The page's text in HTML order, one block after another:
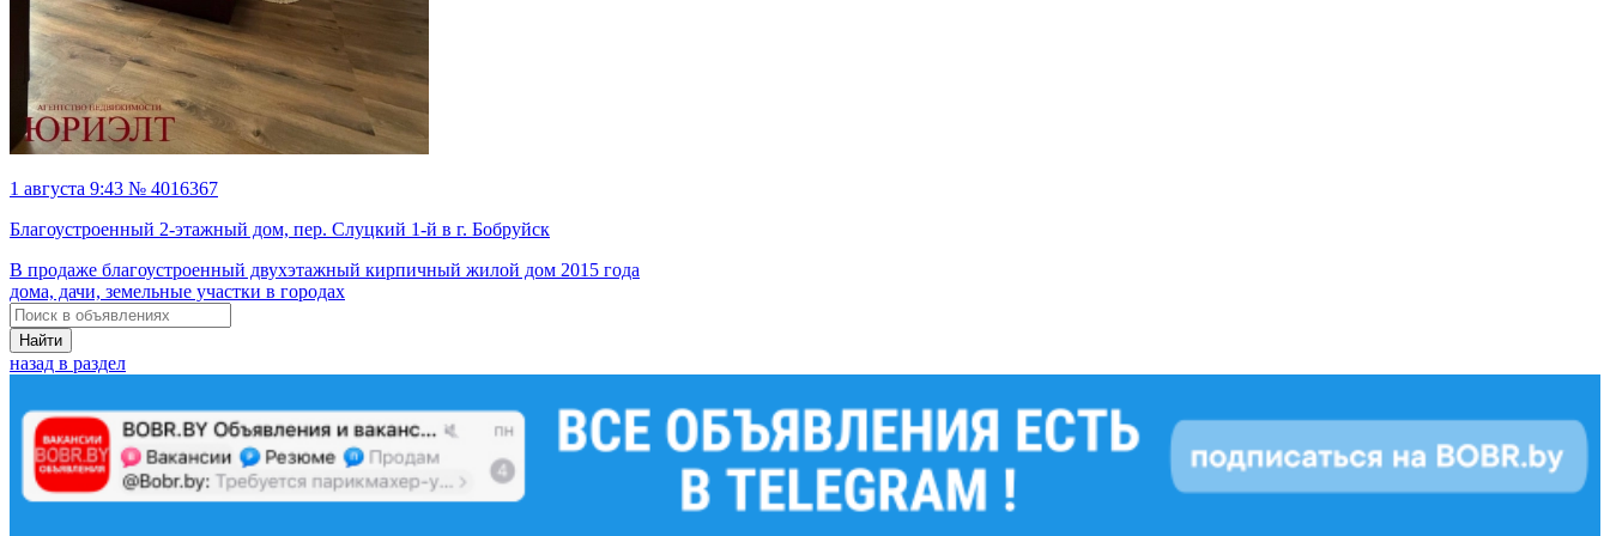
1 августа 9:43 № 4016367
Благоустроенный 2-этажный дом, пер. Слуцкий 1-й в г. Бобруйск
В продаже благоустроенный двухэтажный кирпичный жилой дом 2015 года
дома, дачи, земельные участки в городах
Найти
назад в раздел